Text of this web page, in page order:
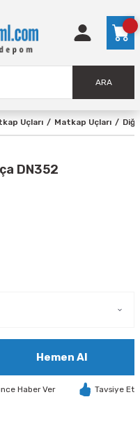
ARA
Uçları Matkap Uçları
DN352
Hemen Al
Haber Ver Tavsiye Et